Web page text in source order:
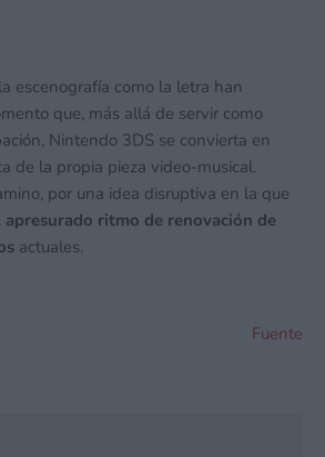
escenografía como la letra han
que, más allá de servir como
Nintendo 3DS se convierta en
de la propia pieza video-musical.
por una idea disruptiva en la que
ritmo de renovación de
actuales.
Fuente